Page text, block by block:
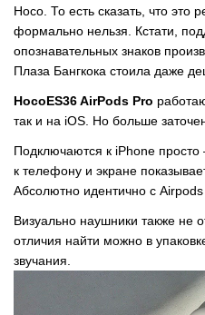
Hoco. То есть сказать, что это
формально нельзя. Кстати,
опознавательных знаков
Плаза Бангкока стоила даже
HocoES36 AirPods Pro
так и на iOS. Но больше
Подключаются к iPhone
к телефону и экране
Абсолютно идентично с Airpods
Визуально наушники также не
отличия найти можно в
звучания.